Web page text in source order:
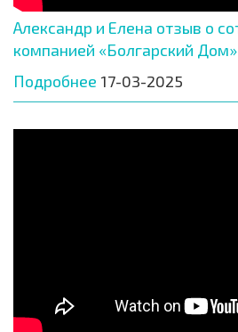
Александр и Елена отзыв о
компанией «Болгарский Дом»
Подробнее 17-03-2025